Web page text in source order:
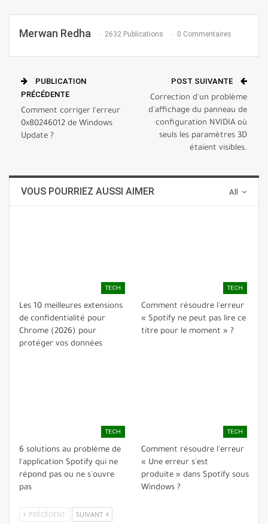
Merwan Redha 2632 Publications 0 Commentaires
PUBLICATION
PRÉCÉDENTE
Comment corriger l'erreur
0x80246012 de Windows
Update ?
POST SUIVANTE
Correction d'un problème
d'affichage du panneau de
configuration NVIDIA où
seuls les paramètres 3D
étaient visibles.
All
VOUS POURRIEZ AUSSI AIMER
TECH
Les 10 meilleures extensions
de confidentialité pour
Chrome (2026) pour
protéger vos données
TECH
Comment résoudre l'erreur
« Spotify ne peut pas lire ce
titre pour le moment » ?
TECH
6 solutions au problème de
l'application Spotify qui ne
répond pas ou ne s'ouvre
pas
TECH
Comment résoudre l'erreur
« Une erreur s'est
produite » dans Spotify sous
Windows ?
PRÉCÉDENT SUIVANT